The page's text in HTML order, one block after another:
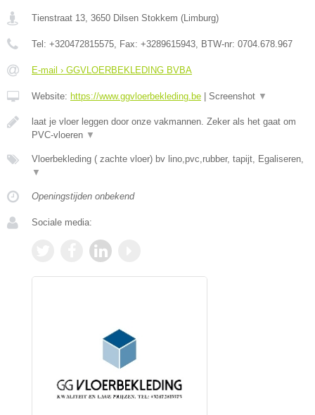
Tienstraat 13, 3650 Dilsen Stokkem (Limburg)
Tel: +320472815575, Fax: +3289615943, BTW-nr: 0704.678.967
E-mail › GGVLOERBEKLEDING BVBA
Website: https://www.ggvloerbekleding.be Screenshot ▼
laat je vloer leggen door onze vakmannen. Zeker als het gaat om
PVC-vloeren ▼
Vloerbekleding ( zachte vloer) bv lino,pvc,rubber, tapijt, Egaliseren,
▼
Openingstijden onbekend
Sociale media: